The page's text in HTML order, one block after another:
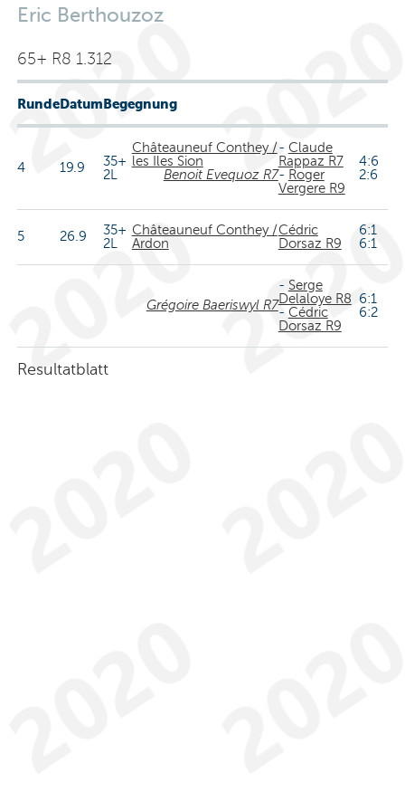
Eric Berthouzoz
65+ R8 1.312
RundeDatumBegegnung
4 19.9
35+
2L
Châteauneuf Conthey /
les Iles Sion
Benoit Evequoz R7
- Claude
Rappaz R7
- Roger
Vergere R9
4:6
2:6
5 26.9
35+
2L
Châteauneuf Conthey /
Ardon
Cédric
Dorsaz R9
6:1
6:1
Grégoire Baeriswyl R7
- Serge
Delaloye R8
- Cédric
Dorsaz R9
6:1
6:2
Resultatblatt